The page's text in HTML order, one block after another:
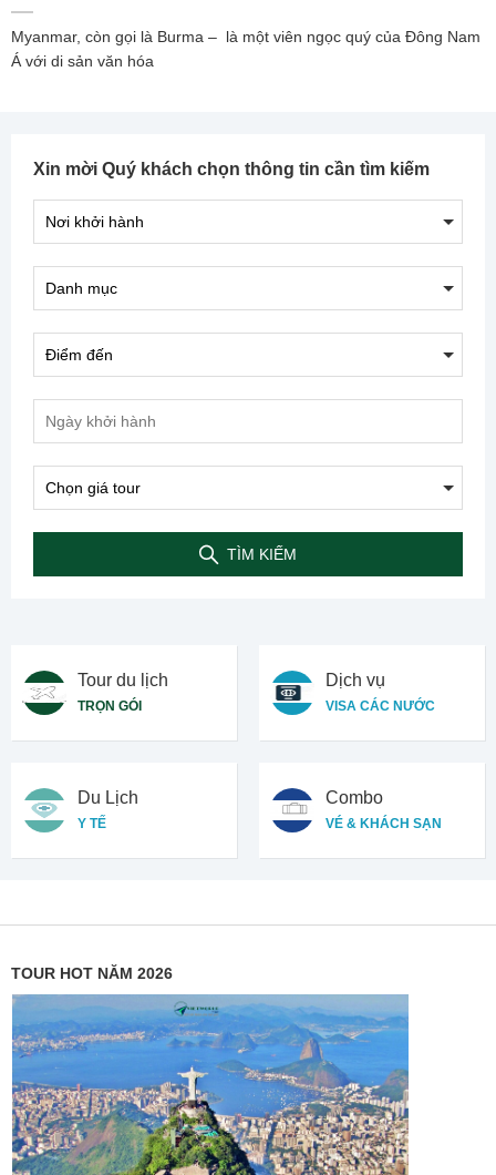
Myanmar, còn gọi là Burma – là một viên ngọc quý của Đông Nam
Á với di sản văn hóa
Xin mời Quý khách chọn thông tin cần tìm kiếm
TÌM KIẾM
Tour du lịch
TRỌN GÓI
Dịch vụ
VISA CÁC NƯỚC
Du Lịch
Y TẾ
Combo
VÉ & KHÁCH SẠN
TOUR HOT NĂM 2026